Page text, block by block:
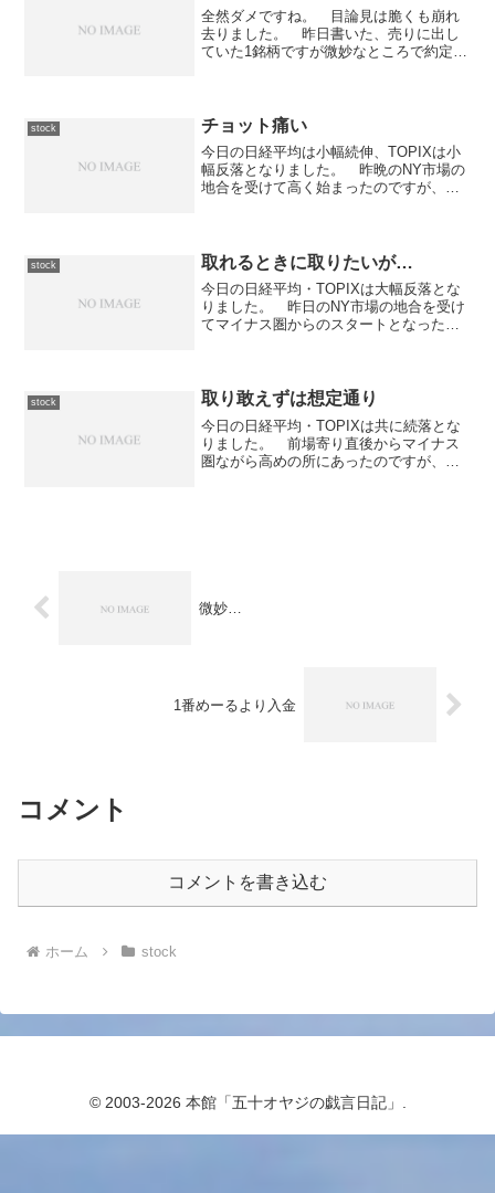
全然ダメですね。 目論見は脆くも崩れ
去りました。 昨日書いた、売りに出し
ていた1銘柄ですが微妙なところで約定せ
逆に、最近下降線の「イ...
stock チョット痛い
今日の日経平均は小幅続伸、TOPIXは小
幅反落となりました。 昨晩のNY市場の
地合を受けて高く始まったのですが、前
ました。 しかしながら底...
stock 取れるときに取りたいが…
今日の日経平均・TOPIXは大幅反落とな
りました。 昨日のNY市場の地合を受け
てマイナス圏からのスタートとなった東
揉み合いとなりまし...
stock 取り敢えずは想定通り
今日の日経平均・TOPIXは共に続落とな
りました。 前場寄り直後からマイナス
圏ながら高めの所にあったのですが、
微妙…
1番めーるより入金
コメント
コメントを書き込む
ホーム stock
© 2003-2026 本館「五十オヤジの戯言日記」.